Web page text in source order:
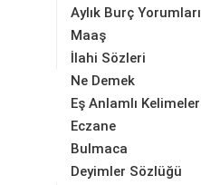
Aylık Burç Yorumları
Maaş
İlahi Sözleri
Ne Demek
Eş Anlamlı Kelimeler
Eczane
Bulmaca
Deyimler Sözlüğü